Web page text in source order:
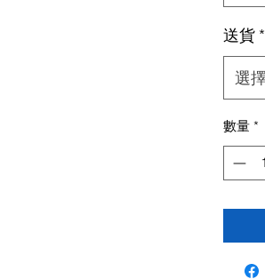
送貨 *
選
數量 *